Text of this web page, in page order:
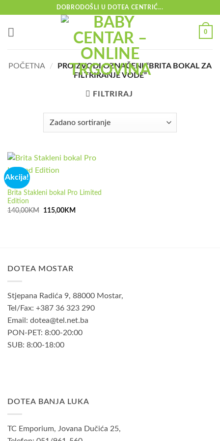
content
DOBRODOŠLI U DOTEA CENTRIĆ...
0
POČETNA /
PROIZVODI OZNAČENI “BRITA BOKAL ZA
FILTRIRANJE VODE”
FILTRIRAJ
Akcija!
AKCIJA
Brita Stakleni bokal Pro Limited
Edition
140,00KM
Izvorna
115,00KM
DOTEA MOSTAR
Stjepana Radića 9, 88000 Mostar,
Tel/Fax: +387 36 323 290
Email: dotea@tel.net.ba
PON-PET: 8:00-20:00
SUB: 8:00-18:00
DOTEA BANJA LUKA
TC Emporium, Jovana Dučića 25,